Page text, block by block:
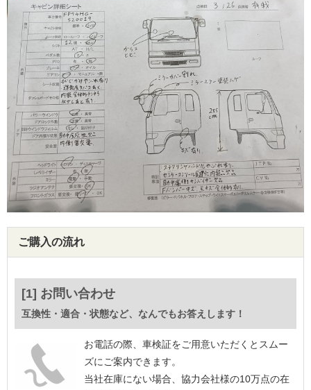
ご購入の流れ
[1] お問い合わせ
互換性・適合・状態など、なんでもお答えします！
お電話の際、車検証をご用意いただくとスムー
ズにご案内できます。
当社在庫にない場合、協力会社様の10万点の在